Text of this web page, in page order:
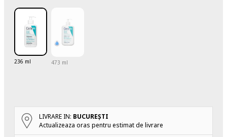
236 ml 473 ml
LIVRARE IN: BUCUREŞTI
Actualizeaza oras pentru estimat de livrare